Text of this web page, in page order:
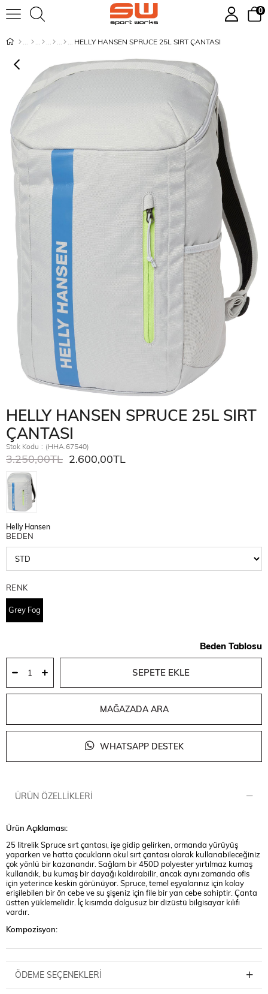
0
HELLY HANSEN SPRUCE 25L SIRT ÇANTASI
HELLY HANSEN SPRUCE 25L SIRT
ÇANTASI
Stok Kodu (HHA.67540)
3.250,00TL 2.600,00TL
Helly Hansen
BEDEN
RENK
Grey Fog
Beden Tablosu
MAĞAZADA ARA
WHATSAPP DESTEK
ÜRÜN ÖZELLIKLERI
Ürün Açıklaması:
25 litrelik Spruce sırt çantası, işe gidip gelirken, ormanda yürüyüş
yaparken ve hatta çocukların okul sırt çantası olarak kullanabileceğiniz
çok yönlü bir kazanandır. Sağlam bir 450D polyester yırtılmaz kumaş
kullandık, bu kumaş bir dayağı kaldırabilir, ancak aynı zamanda ofis
için yeterince keskin görünüyor. Spruce, temel eşyalarınız için kolay
erişilebilen bir ön cebe ve su şişeniz için file bir yan cebe sahiptir. Çanta
üstten yüklemelidir. İç kısımda dolgusuz bir dizüstü bilgisayar kılıfı
vardır.
Kompozisyon:
ÖDEME SEÇENEKLERI